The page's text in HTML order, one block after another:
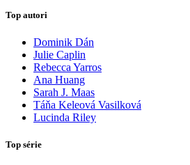
Top autori
Dominik Dán
Julie Caplin
Rebecca Yarros
Ana Huang
Sarah J. Maas
Táňa Keleová Vasilková
Lucinda Riley
Top série